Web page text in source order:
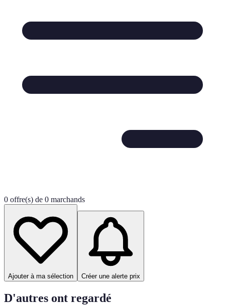
0 offre(s) de 0 marchands
Ajouter à ma sélection Créer une alerte prix
D'autres ont regardé